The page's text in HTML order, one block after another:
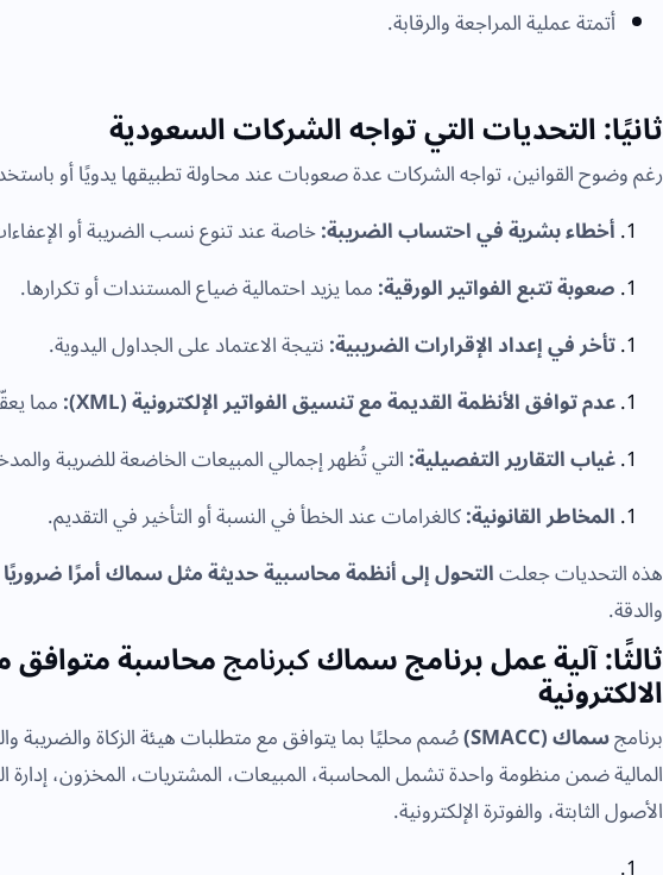
أتمتة عملية المراجعة والرقابة.
ثانيًا: التحديات التي تواجه الشركات السعودية
رغم وضوح القوانين، تواجه الشركات عدة صعوبات عند محاولة تطبيقها يدويًا أو
أخطاء بشرية في احتساب الضريبة:خاصة عند تنوع نسب الضريبة أو
صعوبة تتبع الفواتير الورقية:مما يزيد احتمالية ضياع المستندات أو تكرارها.
تأخر في إعداد الإقرارات الضريبية:نتيجة الاعتماد على الجداول اليدوية.
عدم توافق الأنظمة القديمة مع تنسيق الفواتير الإلكترونية (XML):
مما
غياب التقارير التفصيلية:التي تُظهر إجمالي المبيعات الخاضعة للضريبة
المخاطر القانونية:كالغرامات عند الخطأ في النسبة أو التأخير في التقديم.
هذه التحديات جعلتالتحول إلى أنظمة محاسبية حديثة مثل سماك أمرًا ضروريًا
والدقة.
ثالثًا: آلية عمل برنامج سماككبرنامجمحاسبة متوافق
الالكترونية
برنامجسماك (SMACC)
صُمم محليًا بما يتوافق مع متطلبات هيئة الزكاة والضريبة
المالية ضمن منظومة واحدة تشمل المحاسبة، المبيعات، المشتريات، المخزون، إدارة
الأصول الثابتة، والفوترة الإلكترونية.